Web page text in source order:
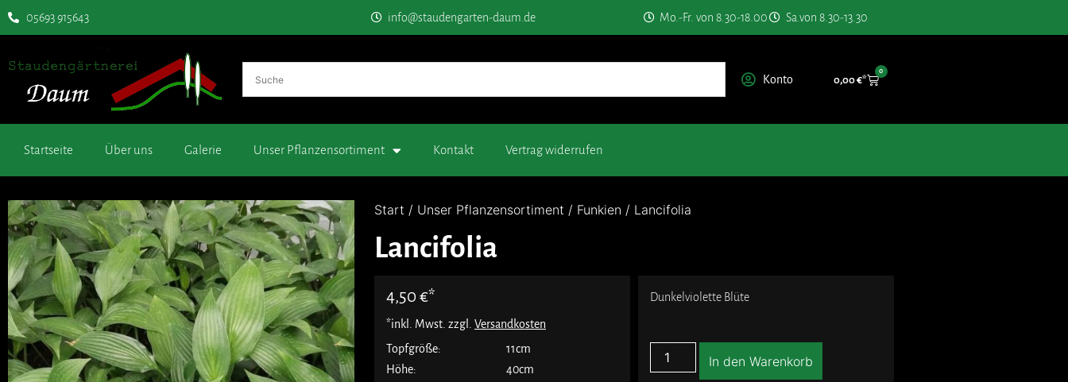
05693 915643 info@staudengarten-daum.de Mo.-Fr. von 8.30-18.00 Sa.von 8.30-13.30
Konto 0,00€
0
Startseite Über uns Galerie Unser Pflanzensortiment Kontakt Vertrag widerrufen
Start / Unser Pflanzensortiment / Funkien / Lancifolia
Lancifolia
4,50 €
*inkl. Mwst. zzgl. Versandkosten
Topfgröße:
11cm
Höhe:
40cm
Dunkelviolette Blüte
In den Warenkorb